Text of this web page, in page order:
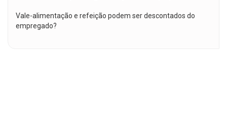
Vale-alimentação e refeição podem ser descontados do
empregado?